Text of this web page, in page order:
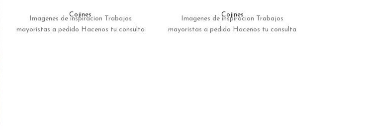
Cojines
Imagenes de inspiracion Trabajos
mayoristas a pedido Hacenos tu consulta
Cojines
Imagenes de inspiracion Trabajos
mayoristas a pedido Hacenos tu consulta